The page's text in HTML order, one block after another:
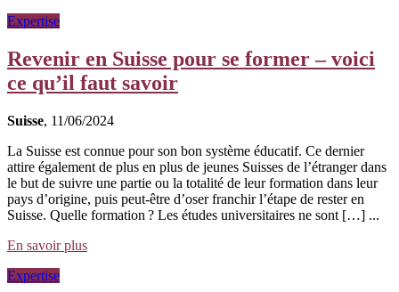
Expertise
Revenir en Suisse pour se former – voici
ce qu’il faut savoir
Suisse, 11/06/2024
La Suisse est connue pour son bon système éducatif. Ce dernier
attire également de plus en plus de jeunes Suisses de l’étranger dans
le but de suivre une partie ou la totalité de leur formation dans leur
pays d’origine, puis peut-être d’oser franchir l’étape de rester en
Suisse. Quelle formation ? Les études universitaires ne sont […] ...
En savoir plus
Expertise